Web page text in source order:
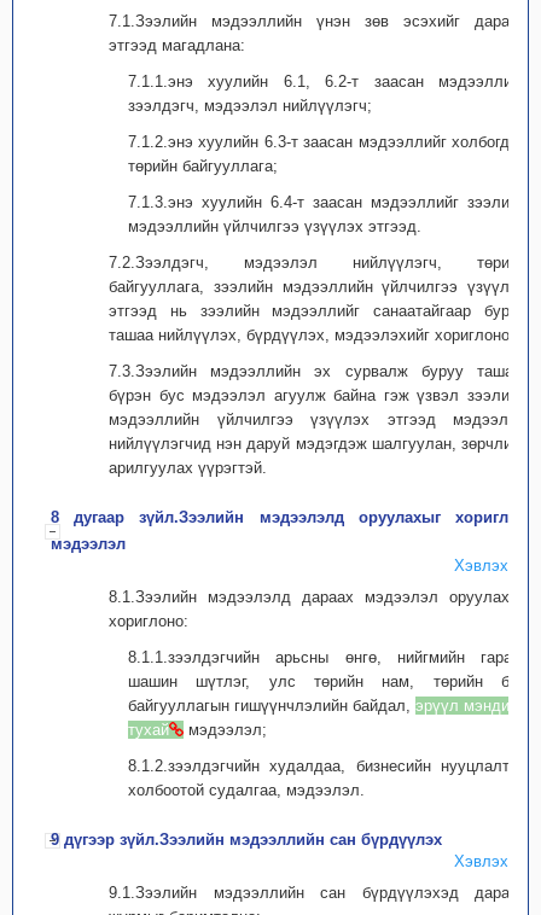
7.1.Зээлийн мэдээллийн үнэн зөв эсэхийг дараах
этгээд магадлана:
7.1.1.энэ хуулийн 6.1, 6.2-т заасан мэдээллийг
зээлдэгч, мэдээлэл нийлүүлэгч;
7.1.2.энэ хуулийн 6.3-т заасан мэдээллийг холбогдох
төрийн байгууллага;
7.1.3.энэ хуулийн 6.4-т заасан мэдээллийг зээлийн
мэдээллийн үйлчилгээ үзүүлэх этгээд.
7.2.Зээлдэгч, мэдээлэл нийлүүлэгч, төрийн
байгууллага, зээлийн мэдээллийн үйлчилгээ үзүүлэх
этгээд нь зээлийн мэдээллийг санаатайгаар буруу
ташаа нийлүүлэх, бүрдүүлэх, мэдээлэхийг хориглоно.
7.3.Зээлийн мэдээллийн эх сурвалж буруу ташаа,
бүрэн бус мэдээлэл агуулж байна гэж үзвэл зээлийн
мэдээллийн үйлчилгээ үзүүлэх этгээд мэдээлэл
нийлүүлэгчид нэн даруй мэдэгдэж шалгуулан, зөрчлийг
арилгуулах үүрэгтэй.
8 дугаар зүйл.Зээлийн мэдээлэлд оруулахыг хориглох
мэдээлэл
Хэвлэх
8.1.Зээлийн мэдээлэлд дараах мэдээлэл оруулахыг
хориглоно:
8.1.1.зээлдэгчийн арьсны өнгө, нийгмийн гарал,
шашин шүтлэг, улс төрийн нам, төрийн бус
байгууллагын гишүүнчлэлийн байдал, эрүүл мэндийн
тухай
мэдээлэл;
8.1.2.зээлдэгчийн худалдаа, бизнесийн нууцлалтай
холбоотой судалгаа, мэдээлэл.
9 дүгээр зүйл.Зээлийн мэдээллийн сан бүрдүүлэх
Хэвлэх
9.1.Зээлийн мэдээллийн сан бүрдүүлэхэд дараах